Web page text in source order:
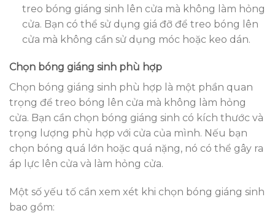
treo bóng giáng sinh lên cửa mà không làm hỏng
cửa. Bạn có thể sử dụng giá đỡ để treo bóng lên
cửa mà không cần sử dụng móc hoặc keo dán.
Chọn bóng giáng sinh phù hợp
Chọn bóng giáng sinh phù hợp là một phần quan
trọng để treo bóng lên cửa mà không làm hỏng
cửa. Bạn cần chọn bóng giáng sinh có kích thước và
trọng lượng phù hợp với cửa của mình. Nếu bạn
chọn bóng quá lớn hoặc quá nặng, nó có thể gây ra
áp lực lên cửa và làm hỏng cửa.
Một số yếu tố cần xem xét khi chọn bóng giáng sinh
bao gồm: